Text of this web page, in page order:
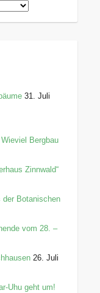
31. Juli
Bergbau
Zinnwald“
der Botanischen
vom 28. –
26. Juli
Uhu geht um!